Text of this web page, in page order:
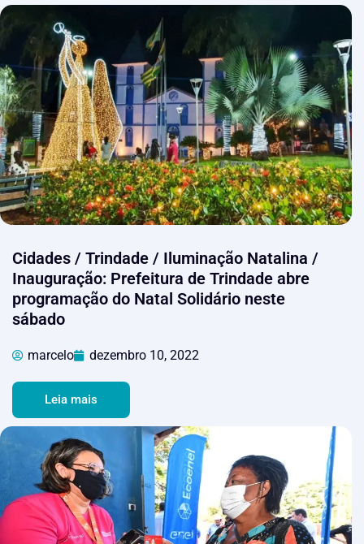
Cidades / Trindade / Iluminação Natalina /
Inauguração: Prefeitura de Trindade abre
programação do Natal Solidário neste
sábado
marcelo dezembro 10, 2022
Leia mais